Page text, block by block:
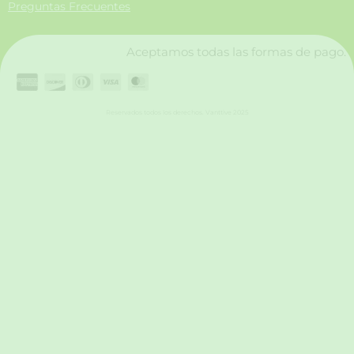
k
a
n
Preguntas Frecuentes
Aceptamos todas las formas de pago.